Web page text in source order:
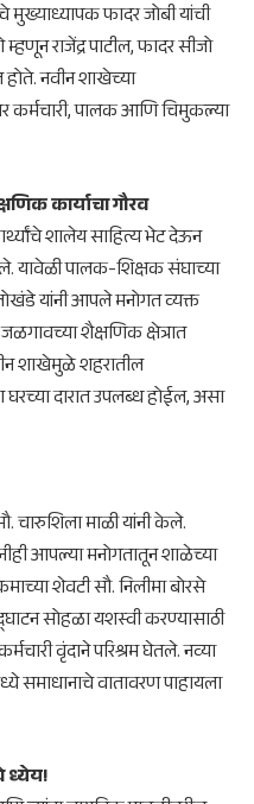
फादर जोबी यांची
राजेंद्र पाटील, फादर सीजो
नवीन शाखेच्या
कर्मचारी, पालक आणि चिमुकल्या
कार्याचा गौरव
शालेय साहित्य भेट देऊन
यावेळी पालक-शिक्षक संघाच्या
यांनी आपले मनोगत व्यक्त
शैक्षणिक क्षेत्रात
शाखेमुळे शहरातील
घरच्या दारात उपलब्ध होईल, असा
चारुशिला माळी यांनी केले.
आपल्या मनोगतातून शाळेच्या
शेवटी सौ. निलीमा बोरसे
सोहळा यशस्वी करण्यासाठी
वृंदाने परिश्रम घेतले. नव्या
समाधानाचे वातावरण पाहायला
ध्येय!